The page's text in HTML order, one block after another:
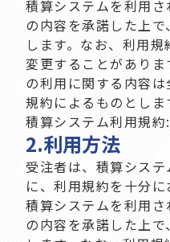
積算システムを利用
の内容を承諾した上
します。なお、利用規
変更することがあり
の利用に関する内容
規約によるものとしま
積算システム利用規約:
2.利用方法
受注者は、積算シス
に、利用規約を十分に
積算システムを利用
の内容を承諾した上